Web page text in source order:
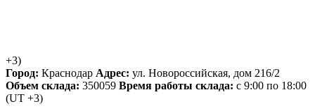
+3)
Город: Краснодар Адрес: ул. Новороссийская, дом 216/2
Объем склада: 350059 Время работы склада: с 9:00 по 18:00
(UT +3)